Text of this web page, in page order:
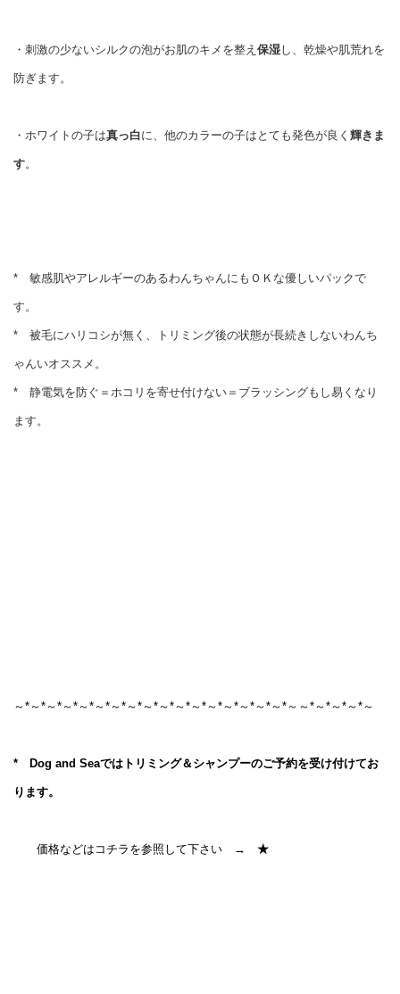
・刺激の少ないシルクの泡がお肌のキメを整え 保湿し、 乾燥や肌荒れを
防ぎ ます。
・ホワイトの子は真っ白に、他のカラーの子はとても発色が良く 輝きま
す。
* 敏感肌やアレルギーのあるわんちゃんにもＯＫな優しいパックで
す。
* 被毛にハリコシが無く、トリミング後の状態が長続きしないわんち
ゃんいオススメ。
* 静電気を防ぐ＝ホコリを寄せ付けない＝ブラッシングもし易くなり
ます。
～*～*～*～*～*～*～*～*～*～*～*～*～*～*～*～*～*～ ～*～*～*～*～
* Dog and Seaではトリミング＆シャンプーのご予約を受け付けてお
ります。
価格などはコチラを参照して下さい → ★